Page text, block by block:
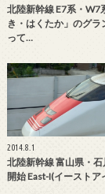
北陸新幹線 E7系・W7
き・はくたか」のグラ
って…
2014.8.1
北陸新幹線 富山県・
開始 East-I(イースト